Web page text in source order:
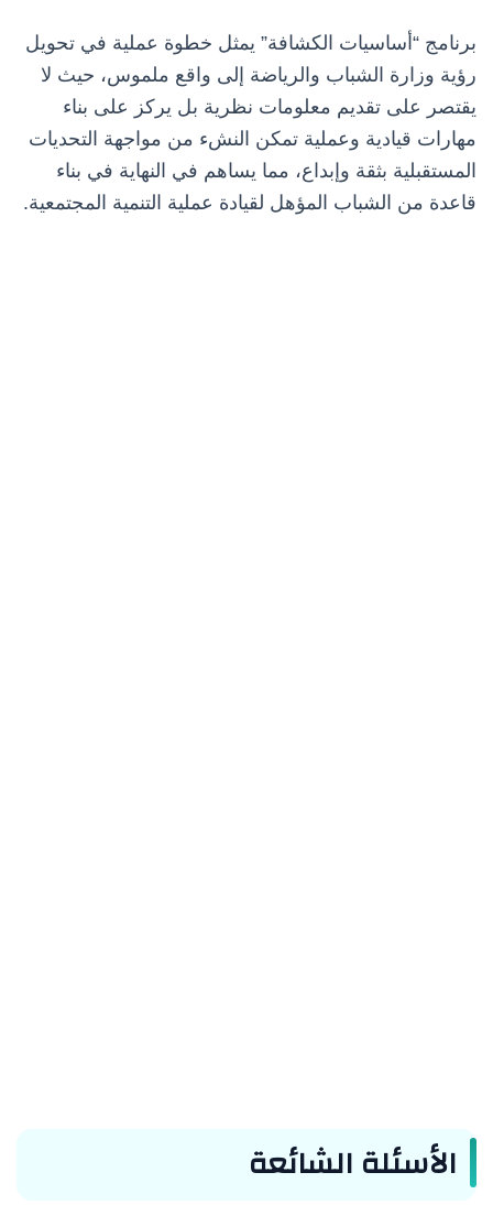
برنامج “أساسيات الكشافة” يمثل خطوة عملية في تحويل
رؤية وزارة الشباب والرياضة إلى واقع ملموس، حيث لا
يقتصر على تقديم معلومات نظرية بل يركز على بناء
مهارات قيادية وعملية تمكن النشء من مواجهة التحديات
المستقبلية بثقة وإبداع، مما يساهم في النهاية في بناء
قاعدة من الشباب المؤهل لقيادة عملية التنمية المجتمعية.
الأسئلة الشائعة